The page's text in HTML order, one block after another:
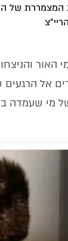
המצמררת של
אל
של מי שעמדה